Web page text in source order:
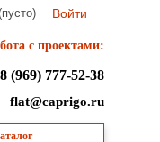
Войти
с проектами:
8 (969) 777-52-38
flat@caprigo.ru